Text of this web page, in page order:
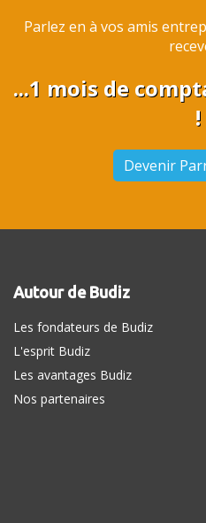
Parlez en à vos amis
...1 mois de
!
Devenir
Autour de Budiz
Les fondateurs de Budiz
L'esprit Budiz
Les avantages Budiz
Nos partenaires